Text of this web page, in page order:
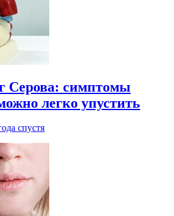
Серова: симптомы
легко упустить
спустя